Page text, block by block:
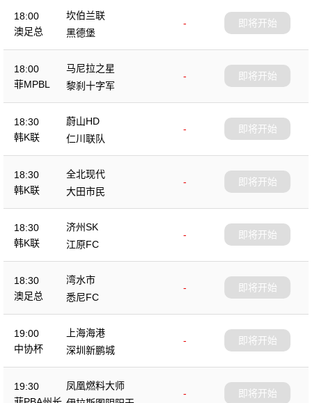
18:00
澳足总
坎伯兰联
-
黑德堡
即将开始
18:00
菲MPBL
马尼拉之星
-
黎刹十字军
即将开始
18:30
韩K联
蔚山HD
-
仁川联队
即将开始
18:30
韩K联
全北现代
-
大田市民
即将开始
18:30
韩K联
济州SK
-
江原FC
即将开始
18:30
澳足总
湾水市
-
悉尼FC
即将开始
19:00
中协杯
上海海港
-
深圳新鹏城
即将开始
19:30
凤凰燃料大师
-
即将开始